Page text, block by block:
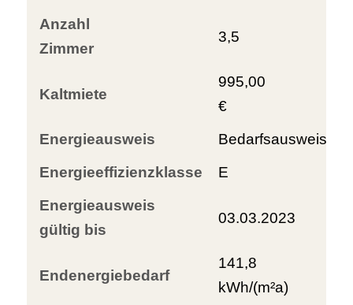
Anzahl
Zimmer
3,5
Kaltmiete
995,00
€
Energieausweis
Bedarfsausweis
Energieeffizienzklasse
E
Energieausweis
gültig bis
03.03.2023
Endenergiebedarf
141,8
kWh/(m²a)